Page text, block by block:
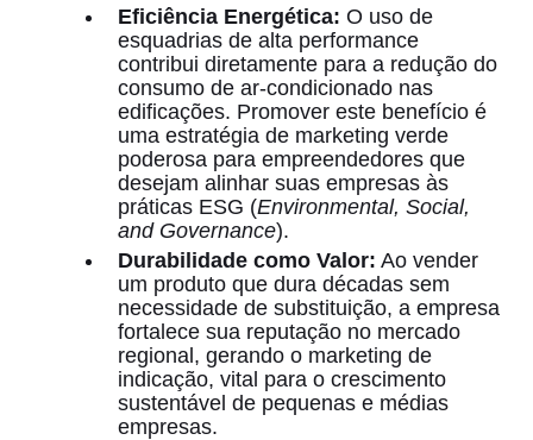
Eficiência Energética: O uso de
esquadrias de alta performance
contribui diretamente para a redução do
consumo de ar-condicionado nas
edificações. Promover este benefício é
uma estratégia de marketing verde
poderosa para empreendedores que
desejam alinhar suas empresas às
práticas ESG (Environmental, Social,
and Governance).
Durabilidade como Valor: Ao vender
um produto que dura décadas sem
necessidade de substituição, a empresa
fortalece sua reputação no mercado
regional, gerando o marketing de
indicação, vital para o crescimento
sustentável de pequenas e médias
empresas.